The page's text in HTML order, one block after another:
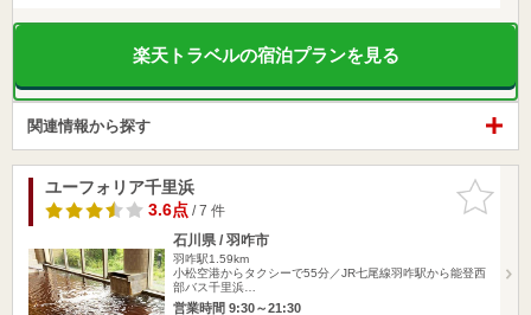
楽天トラベルの宿泊プランを見る
関連情報から探す
お気に入
りに追加
ユーフォリア千里浜
3.6点/ 7 件
石川県 / 羽咋市
羽咋駅1.59km
小松空港からタクシーで55分／JR七尾線羽咋駅から能登西
部バス千里浜…
営業時間 9:30～21:30